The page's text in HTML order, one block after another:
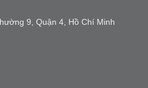
9, Quận 4, Hồ Chí Minh